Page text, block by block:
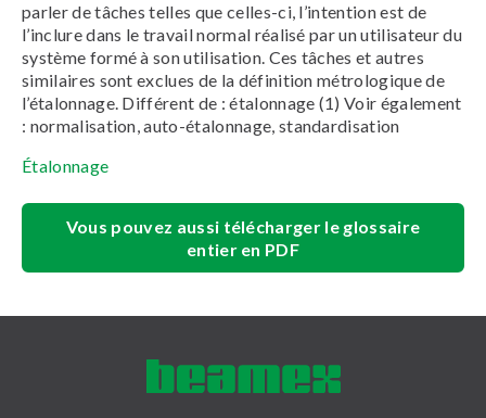
parler de tâches telles que celles-ci, l’intention est de
l’inclure dans le travail normal réalisé par un utilisateur du
système formé à son utilisation. Ces tâches et autres
similaires sont exclues de la définition métrologique de
l’étalonnage. Différent de : étalonnage (1) Voir également
: normalisation, auto-étalonnage, standardisation
Étalonnage
Vous pouvez aussi télécharger le glossaire
entier en PDF